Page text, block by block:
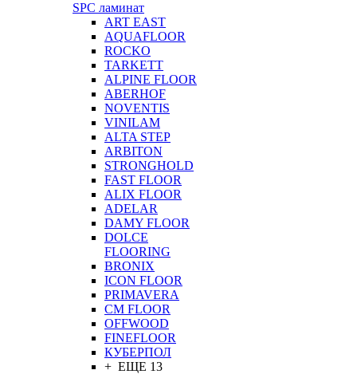
SPC ламинат
ART EAST
AQUAFLOOR
ROCKO
TARKETT
ALPINE FLOOR
ABERHOF
NOVENTIS
VINILAM
ALTA STEP
ARBITON
STRONGHOLD
FAST FLOOR
ALIX FLOOR
ADELAR
DAMY FLOOR
DOLCE
FLOORING
BRONIX
ICON FLOOR
PRIMAVERA
CM FLOOR
OFFWOOD
FINEFLOOR
КУБЕРПОЛ
+ ЕЩЕ 13